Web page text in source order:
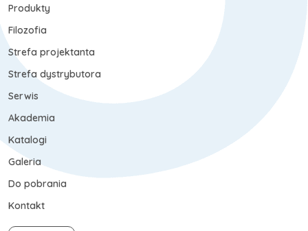
Produkty
Filozofia
Strefa projektanta
Strefa dystrybutora
Serwis
Akademia
Katalogi
Galeria
Do pobrania
Kontakt